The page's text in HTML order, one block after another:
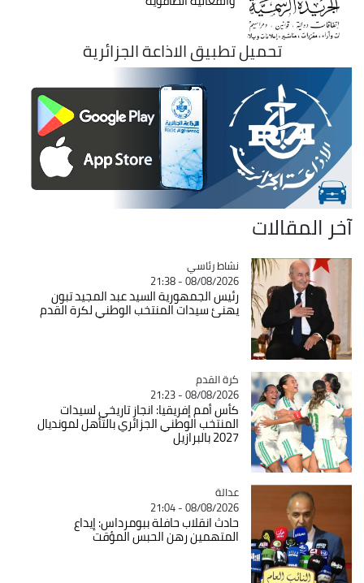
تحميل تطبيق الاذاعة الجزائرية
آخر المقالات
Catégorie
نشاط رئاسي
08/08/2026 - 21:38
رئيس الجمهورية السيد عبد المجيد تبون
يهنئ سيدات المنتخب الوطني لكرة القدم
Catégorie
كرة القدم
08/08/2026 - 21:23
كأس أمم إفريقيا: انجاز تاريخي لسيدات
المنتخب الوطني الجزائري بالتأهل لمونديال
2027 بالبرازيل
Catégorie
عدالة
08/08/2026 - 21:04
حادث انقلاب حافلة ببومرداس: إيداع
المتهمين رهن الحبس المؤقت